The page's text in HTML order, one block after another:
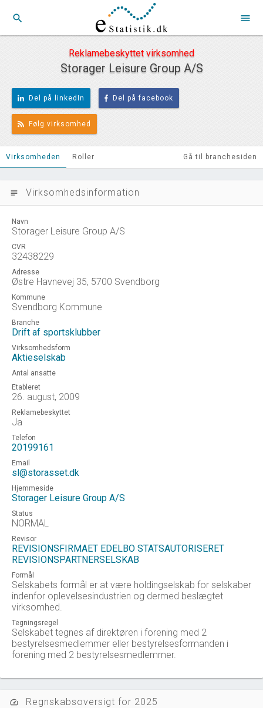
search menu
Reklamebeskyttet virksomhed
Storager Leisure Group A/S
Del på linkedIn Del på facebook
Følg virksomhed
Virksomheden Roller Gå til branchesiden
subject Virksomhedsinformation
Navn
Storager Leisure Group A/S
CVR
32438229
Adresse
Østre Havnevej 35, 5700 Svendborg
Kommune
Svendborg Kommune
Branche
Drift af sportsklubber
Virksomhedsform
Aktieselskab
Antal ansatte
Etableret
26. august, 2009
Reklamebeskyttet
Ja
Telefon
20199161
Email
sl@storasset.dk
Hjemmeside
Storager Leisure Group A/S
Status
NORMAL
Revisor
REVISIONSFIRMAET EDELBO STATSAUTORISERET
REVISIONSPARTNERSELSKAB
Formål
Selskabets formål er at være holdingselskab for selskaber
indenfor oplevelsesindustrien og dermed beslægtet
virksomhed.
Tegningsregel
Selskabet tegnes af direktøren i forening med 2
bestyrelsesmedlemmer eller bestyrelsesformanden i
forening med 2 bestyrelsesmedlemmer.
speed Regnskabsoversigt for 2025